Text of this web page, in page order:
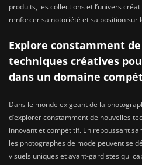
produits, les collections et l’univers
renforcer sa notoriété et sa position sur
Explore constamment
techniques créatives
dans un domaine
Dans le monde exigeant de la
d’explorer constamment de nouvelles
innovant et compétitif. En repoussant
les photographes de mode peuvent se
visuels uniques et avant-gardistes qui